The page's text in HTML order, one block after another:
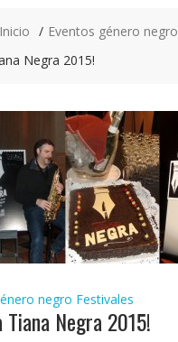
Eventos género negro
Negra 2015!
negro Festivales
Tiana Negra 2015!